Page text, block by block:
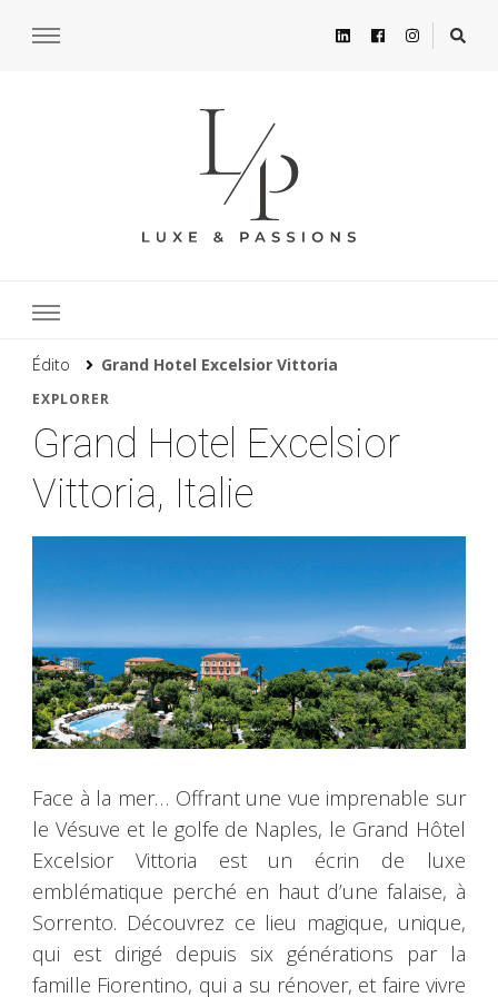
Édito Grand Hotel Excelsior Vittoria
EXPLORER
Grand Hotel Excelsior
Vittoria, Italie
Face à la mer… Offrant une vue imprenable sur
le Vésuve et le golfe de Naples, le Grand Hôtel
Excelsior Vittoria est un écrin de luxe
emblématique perché en haut d’une falaise, à
Sorrento. Découvrez ce lieu magique, unique,
qui est dirigé depuis six générations par la
famille Fiorentino, qui a su rénover, et faire vivre